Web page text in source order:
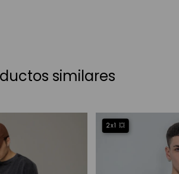
similares
2x1 💥